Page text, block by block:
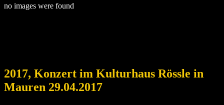
no images were found
2017, Konzert im Kulturhaus Rössle in
Mauren 29.04.2017